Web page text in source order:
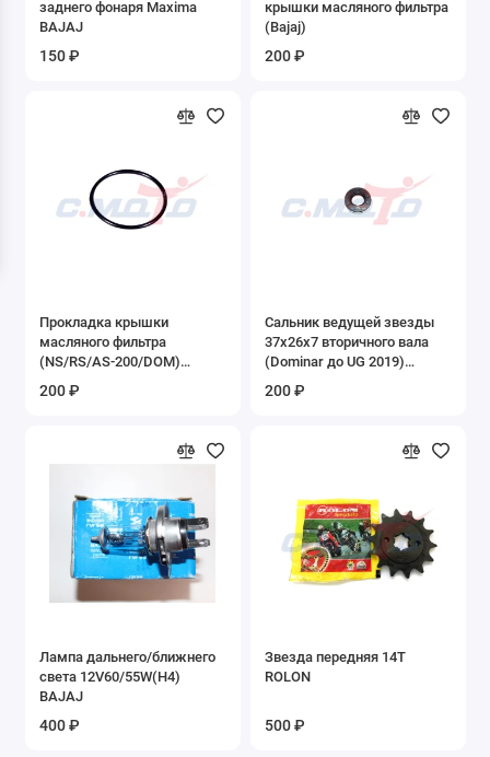
8.02 Камеры
ДВИГАТЕЛИ
Запасные части к Буксировщикам
Запасные части к двигателю 1P50FMG-2
Запасные части к двигателю 1P50FMG-C
Запасные части к двигателю 2T 1E41QMB
Запасные части к двигателю 4T 139FMB
(Alfa, Delta)
Запасные части к двигателю 4Т
(152QMI,157QMJ) скутер
скутер
Запасные части к двигателю 4Т 158QMJ
скутер
заднего фонаря Maxima
BAJAJ
150 ₽
крышки масляного фильтра
(Bajaj)
200 ₽
Прокладка крышки
масляного фильтра
(NS/RS/AS-200/DOM)
200 ₽
Сальник ведущей звезды
37х26х7 вторичного вала
(Dominar до UG 2019)
200 ₽
Лампа дальнего/ближнего
света 12V60/55W(H4)
BAJAJ
400 ₽
Звезда передняя 14Т
ROLON
500 ₽